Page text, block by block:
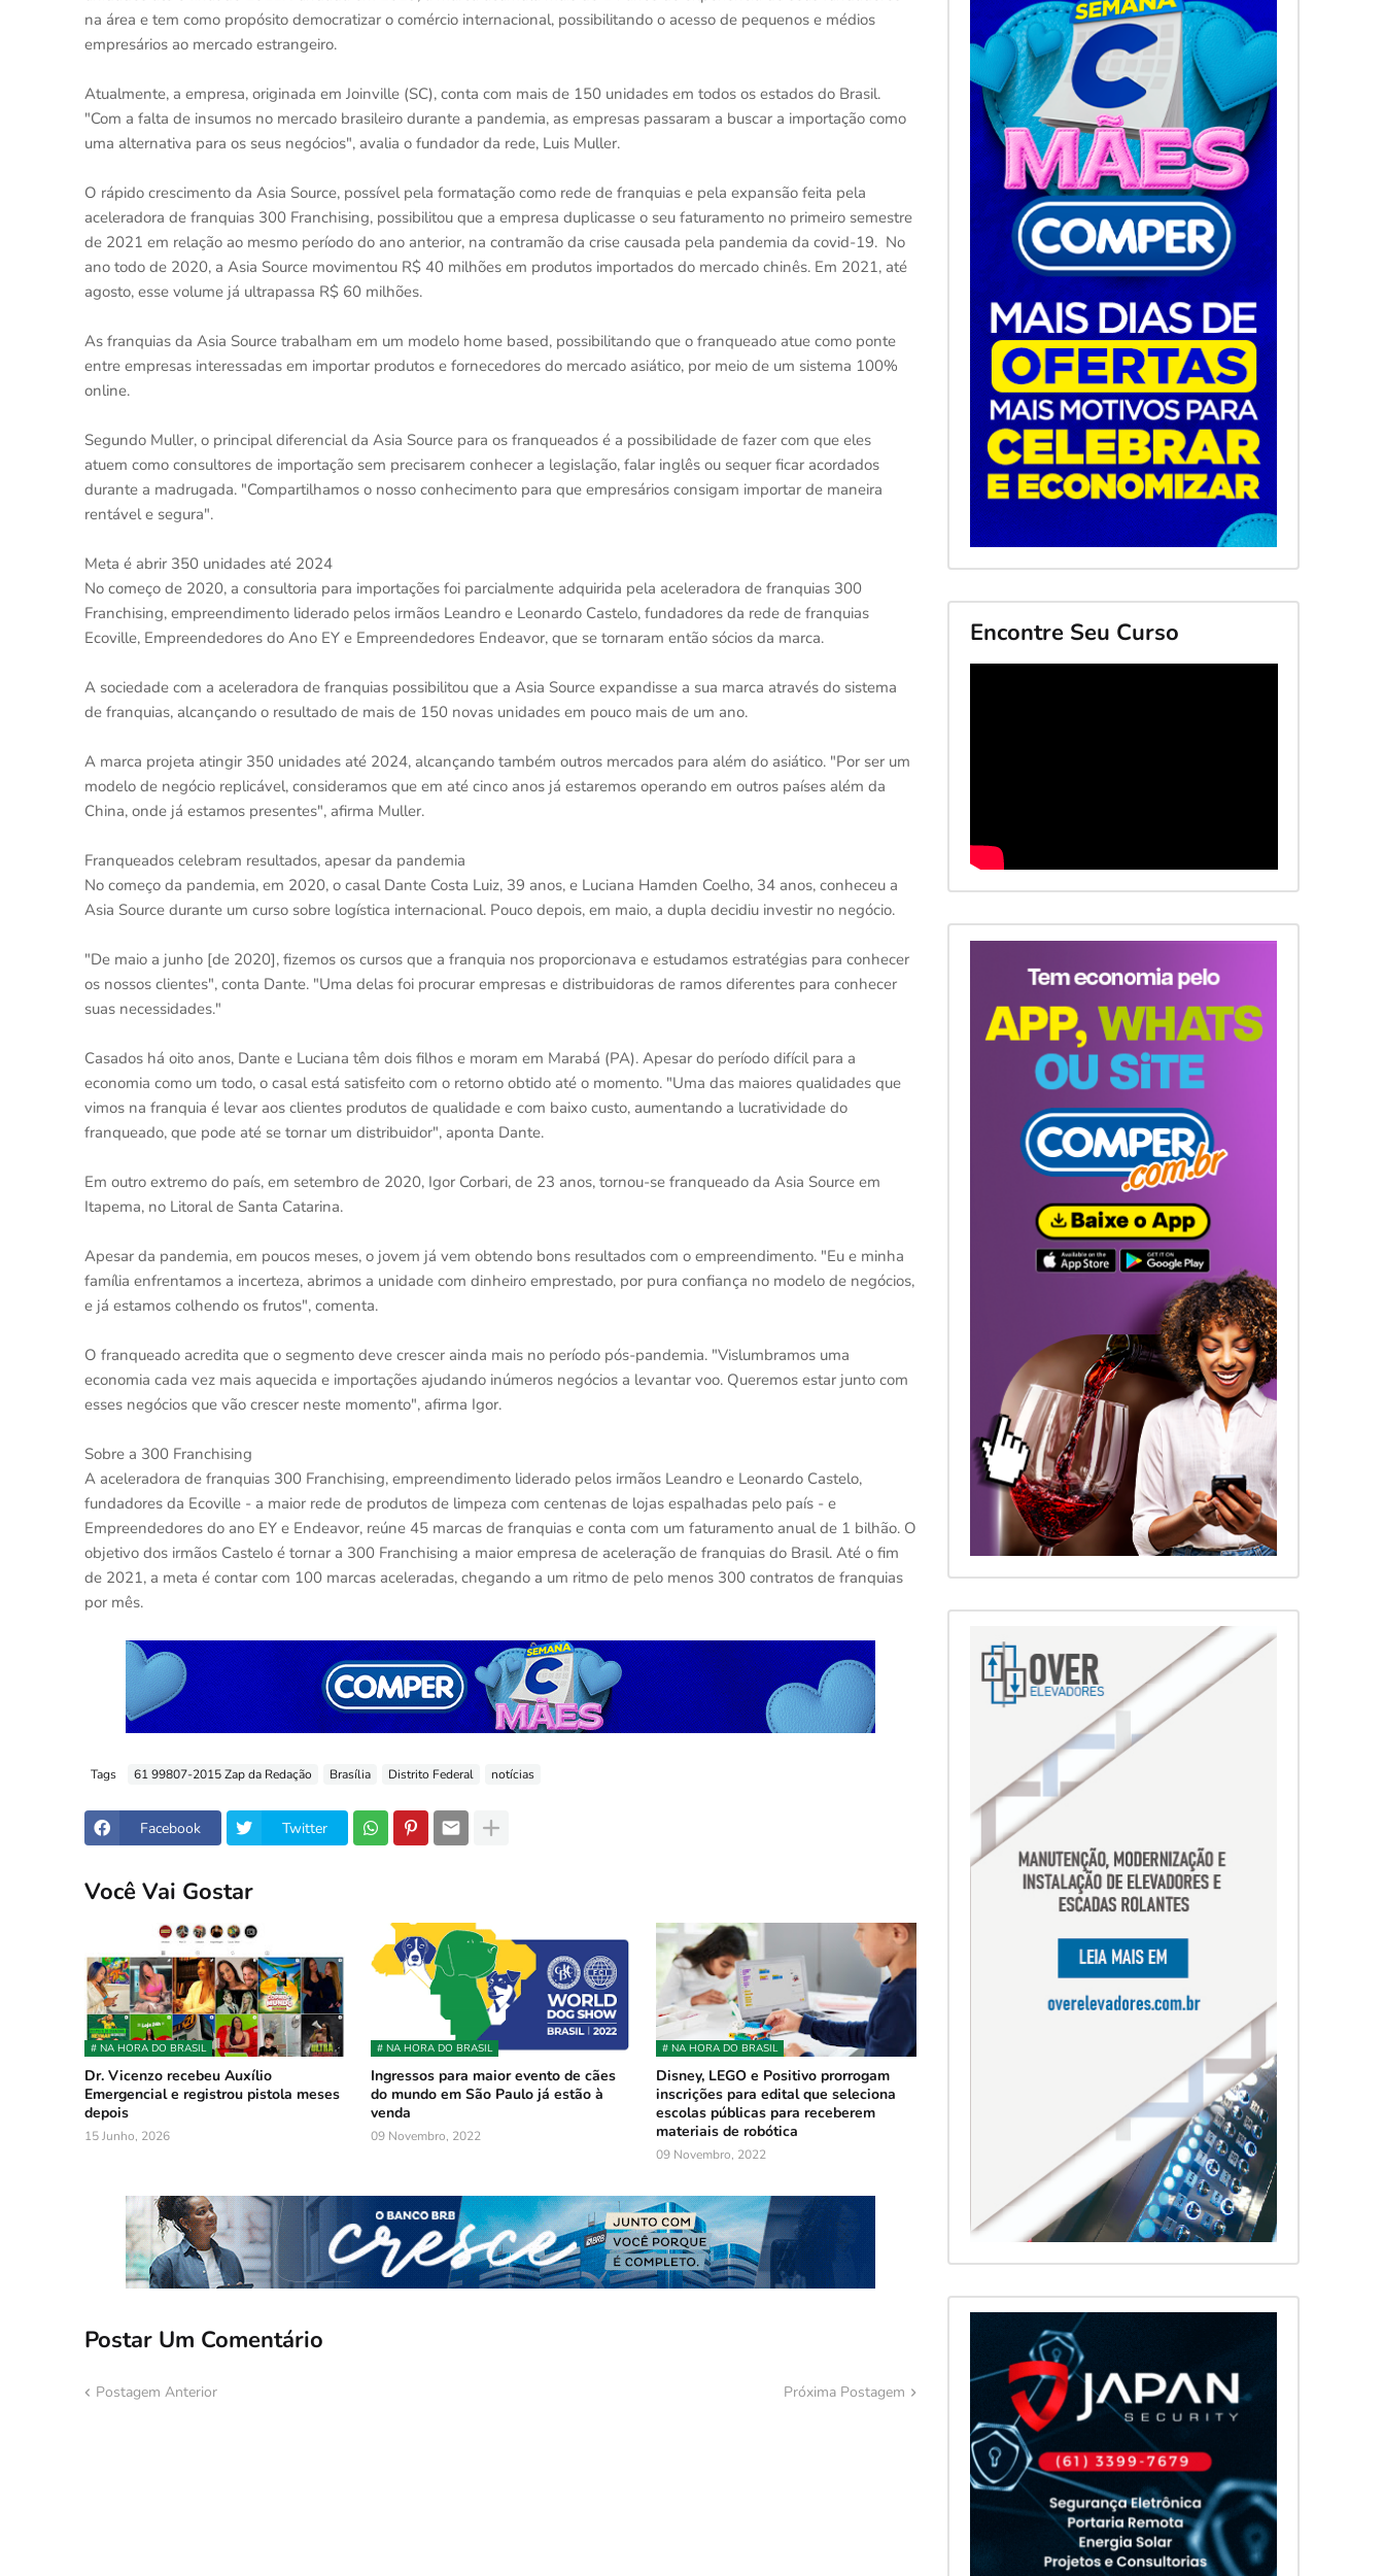
na área e tem como propósito democratizar o comércio internacional, possibilitando o acesso de pequenos e médios
empresários ao mercado estrangeiro.
Atualmente, a empresa, originada em Joinville (SC), conta com mais de 150 unidades em todos os estados do Brasil.
"Com a falta de insumos no mercado brasileiro durante a pandemia, as empresas passaram a buscar a importação como
uma alternativa para os seus negócios", avalia o fundador da rede, Luis Muller.
O rápido crescimento da Asia Source, possível pela formatação como rede de franquias e pela expansão feita pela
aceleradora de franquias 300 Franchising, possibilitou que a empresa duplicasse o seu faturamento no primeiro semestre
de 2021 em relação ao mesmo período do ano anterior, na contramão da crise causada pela pandemia da covid-19. No
ano todo de 2020, a Asia Source movimentou R$ 40 milhões em produtos importados do mercado chinês. Em 2021, até
agosto, esse volume já ultrapassa R$ 60 milhões.
As franquias da Asia Source trabalham em um modelo home based, possibilitando que o franqueado atue como ponte
entre empresas interessadas em importar produtos e fornecedores do mercado asiático, por meio de um sistema 100%
online.
Segundo Muller, o principal diferencial da Asia Source para os franqueados é a possibilidade de fazer com que eles
atuem como consultores de importação sem precisarem conhecer a legislação, falar inglês ou sequer ficar acordados
durante a madrugada. "Compartilhamos o nosso conhecimento para que empresários consigam importar de maneira
rentável e segura".
Meta é abrir 350 unidades até 2024
No começo de 2020, a consultoria para importações foi parcialmente adquirida pela aceleradora de franquias 300
Franchising, empreendimento liderado pelos irmãos Leandro e Leonardo Castelo, fundadores da rede de franquias
Ecoville, Empreendedores do Ano EY e Empreendedores Endeavor, que se tornaram então sócios da marca.
A sociedade com a aceleradora de franquias possibilitou que a Asia Source expandisse a sua marca através do sistema
de franquias, alcançando o resultado de mais de 150 novas unidades em pouco mais de um ano.
A marca projeta atingir 350 unidades até 2024, alcançando também outros mercados para além do asiático. "Por ser um
modelo de negócio replicável, consideramos que em até cinco anos já estaremos operando em outros países além da
China, onde já estamos presentes", afirma Muller.
Franqueados celebram resultados, apesar da pandemia
No começo da pandemia, em 2020, o casal Dante Costa Luiz, 39 anos, e Luciana Hamden Coelho, 34 anos, conheceu a
Asia Source durante um curso sobre logística internacional. Pouco depois, em maio, a dupla decidiu investir no negócio.
"De maio a junho [de 2020], fizemos os cursos que a franquia nos proporcionava e estudamos estratégias para conhecer
os nossos clientes", conta Dante. "Uma delas foi procurar empresas e distribuidoras de ramos diferentes para conhecer
suas necessidades."
Casados há oito anos, Dante e Luciana têm dois filhos e moram em Marabá (PA). Apesar do período difícil para a
economia como um todo, o casal está satisfeito com o retorno obtido até o momento. "Uma das maiores qualidades que
vimos na franquia é levar aos clientes produtos de qualidade e com baixo custo, aumentando a lucratividade do
franqueado, que pode até se tornar um distribuidor", aponta Dante.
Em outro extremo do país, em setembro de 2020, Igor Corbari, de 23 anos, tornou-se franqueado da Asia Source em
Itapema, no Litoral de Santa Catarina.
Apesar da pandemia, em poucos meses, o jovem já vem obtendo bons resultados com o empreendimento. "Eu e minha
família enfrentamos a incerteza, abrimos a unidade com dinheiro emprestado, por pura confiança no modelo de negócios,
e já estamos colhendo os frutos", comenta.
O franqueado acredita que o segmento deve crescer ainda mais no período pós-pandemia. "Vislumbramos uma
economia cada vez mais aquecida e importações ajudando inúmeros negócios a levantar voo. Queremos estar junto com
esses negócios que vão crescer neste momento", afirma Igor.
Sobre a 300 Franchising
A aceleradora de franquias 300 Franchising, empreendimento liderado pelos irmãos Leandro e Leonardo Castelo,
fundadores da Ecoville - a maior rede de produtos de limpeza com centenas de lojas espalhadas pelo país - e
Empreendedores do ano EY e Endeavor, reúne 45 marcas de franquias e conta com um faturamento anual de 1 bilhão. O
objetivo dos irmãos Castelo é tornar a 300 Franchising a maior empresa de aceleração de franquias do Brasil. Até o fim
de 2021, a meta é contar com 100 marcas aceleradas, chegando a um ritmo de pelo menos 300 contratos de franquias
por mês.
Tags 61 99807-2015 Zap da Redação Brasília Distrito Federal notícias
Facebook Twitter
Você Vai Gostar
# NA HORA DO BRASIL
Dr. Vicenzo recebeu Auxílio
Emergencial e registrou pistola meses
depois
15 Junho, 2026
# NA HORA DO BRASIL
Ingressos para maior evento de cães
do mundo em São Paulo já estão à
venda
09 Novembro, 2022
# NA HORA DO BRASIL
Disney, LEGO e Positivo prorrogam
inscrições para edital que seleciona
escolas públicas para receberem
materiais de robótica
09 Novembro, 2022
Postar Um Comentário
Postagem Anterior Próxima Postagem
Encontre Seu Curso